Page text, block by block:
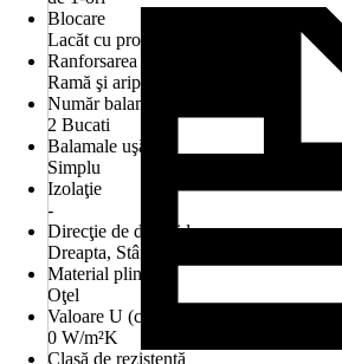
Blocare
Lacăt cu profil cilindric
Ranforsarea cadrului
Ramă şi aripi
Număr balamale uşă
2 Bucati
Balamale uşă
Simplu
Izolaţie
-
Direcţie de deschidere
Dreapta, Stânga
Material plintă
Oţel
Valoare U (coeficient transmisie termică)
0 W/m²K
Clasă de rezistenţă